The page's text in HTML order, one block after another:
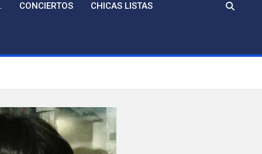
CONCIERTOS CHICAS LISTAS